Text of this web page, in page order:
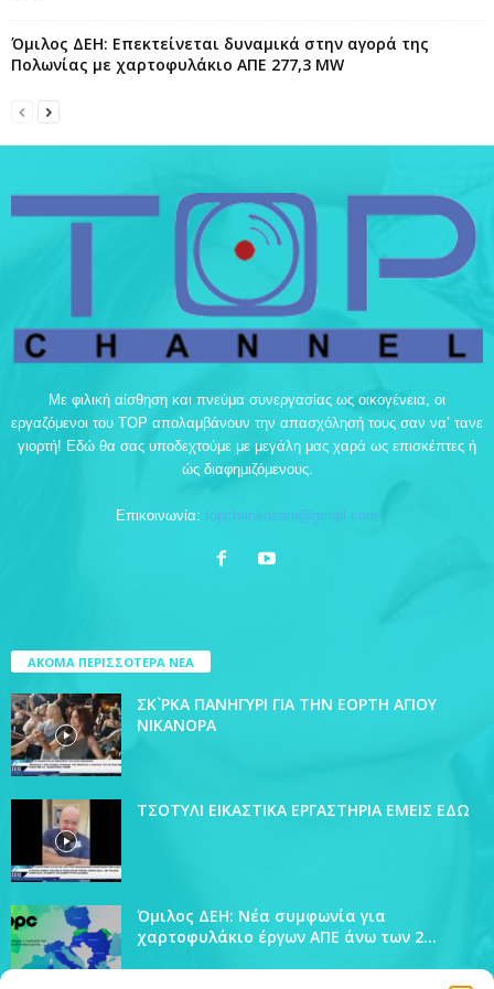
Όμιλος ΔΕΗ: Επεκτείνεται δυναμικά στην αγορά της
Πολωνίας με χαρτοφυλάκιο ΑΠΕ 277,3 MW
Με φιλική αίσθηση και πνεύμα συνεργασίας ως οικογένεια, οι
εργαζόμενοι του TOP απολαμβάνουν την απασχόλησή τους σαν να’ τανε
γιορτή! Εδώ θα σας υποδεχτούμε με μεγάλη μας χαρά ως επισκέπτες ή
ώς διαφημιζόμενους.
Επικοινωνία: topchankozani@gmail.com
ΑΚΟΜΑ ΠΕΡΙΣΣΟΤΕΡΑ ΝΕΑ
ΣΚ`ΡΚΑ ΠΑΝΗΓΥΡΙ ΓΙΑ ΤΗΝ ΕΟΡΤΗ ΑΓΙΟΥ
ΝΙΚΑΝΟΡΑ
ΤΣΟΤΥΛΙ ΕΙΚΑΣΤΙΚΑ ΕΡΓΑΣΤΗΡΙΑ ΕΜΕΙΣ ΕΔΩ
Όμιλος ΔΕΗ: Νέα συμφωνία για
χαρτοφυλάκιο έργων ΑΠΕ άνω των 2...